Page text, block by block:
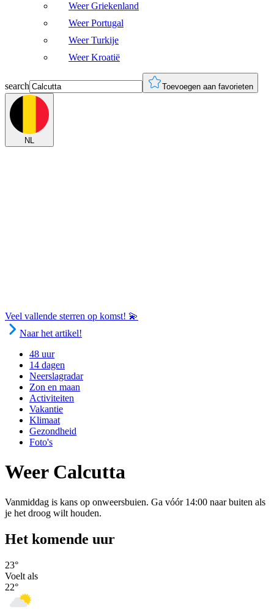
Weer Griekenland
Weer Portugal
Weer Turkije
Weer Kroatië
search Toevoegen aan favorieten
NL
Veel vallende sterren op komst! 💫
Naar het artikel!
48 uur
14 dagen
Neerslagradar
Zon en maan
Activiteiten
Vakantie
Klimaat
Gezondheid
Foto's
Weer Calcutta
Vanmiddag is kans op onweersbuien. Ga vóór 14:00 naar buiten als
je het droog wilt houden.
Het komende uur
23°
Voelt als
22°